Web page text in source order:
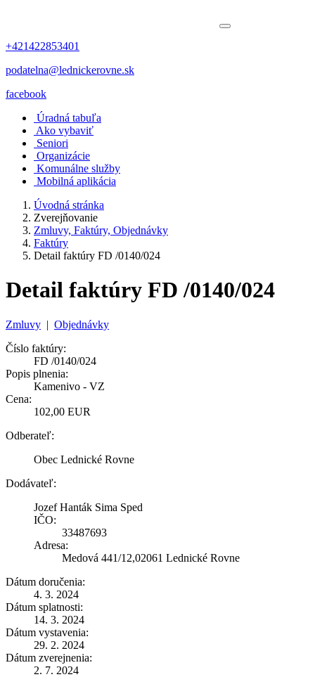
+421422853401
podatelna@lednickerovne.sk
facebook
Úradná tabuľa
Ako vybaviť
Seniori
Organizácie
Komunálne služby
Mobilná aplikácia
Úvodná stránka
Zverejňovanie
Zmluvy, Faktúry, Objednávky
Faktúry
Detail faktúry FD /0140/024
Detail faktúry FD /0140/024
Zmluvy | Objednávky
Číslo faktúry:
FD /0140/024
Popis plnenia:
Kamenivo - VZ
Cena:
102,00 EUR
Odberateľ:
Obec Lednické Rovne
Dodávateľ:
Jozef Hanták Sima Sped
IČO:
33487693
Adresa:
Medová 441/12,02061 Lednické Rovne
Dátum doručenia:
4. 3. 2024
Dátum splatnosti:
14. 3. 2024
Dátum vystavenia:
29. 2. 2024
Dátum zverejnenia:
2. 7. 2024